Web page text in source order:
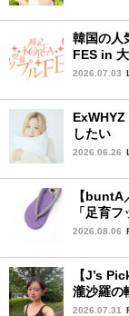
韓国の人
FES in
2026.07.03
したい
2026.06.26
【buntA
「足育
中！
2026.08.06
【J’s
瀧沙羅の
ィーン〉
2026.07.31